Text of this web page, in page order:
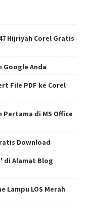
Hijriyah Corel Gratis
Google Anda
File PDF ke Corel
Pertama di MS Office
Download
di Alamat Blog
Lampu LOS Merah